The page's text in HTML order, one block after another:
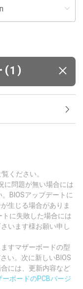
(1 )
ください。
に問題が無い場合には
BIOSアップデートに
生じる場合がありま
に失敗した場合には
います様お願い申し
すマザーボードの型
い。次に新しいBIOS
には、更新内容など
ーボードのPCBバージ